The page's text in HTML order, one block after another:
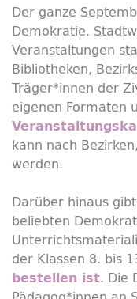
Der ganze
Demokratie.
Veranstaltungen
Bibliotheken,
Träger*innen der
eigenen Formaten
kann nach
werden.
Darüber hinaus
beliebten
der Klassen 8. bis
bestellen ist. Die